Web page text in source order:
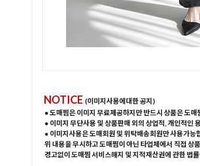
NOTICE (이미지사용에대한 공지)
• 도매찜은 이미지 무료제공하지만 반드시 상품은 도
• 이미지 무단사용 및 상품판매 외의 상업적, 개인적인
• 이미지사용은 도매회원 및 위탁배송회원만 사용가능
위 내용을 무시하고 도매찜이 아닌 타업체에서 직접 상
경고없이 도매찜 서비스해지 및 지적재산권에 관한 법